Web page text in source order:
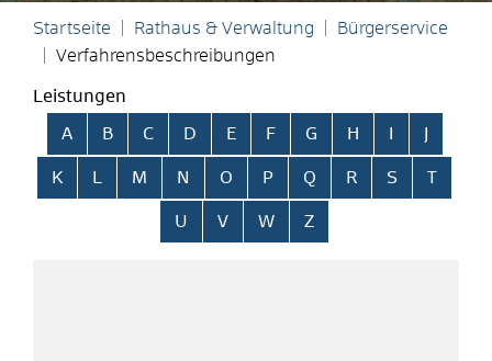
Startseite Rathaus & Verwaltung
Bürgerservice
Verfahrensbeschreibungen
Leistungen
Alphabetisches Register überspringen
A B C D E F G H
K L M N O P Q R S T
U V W Z